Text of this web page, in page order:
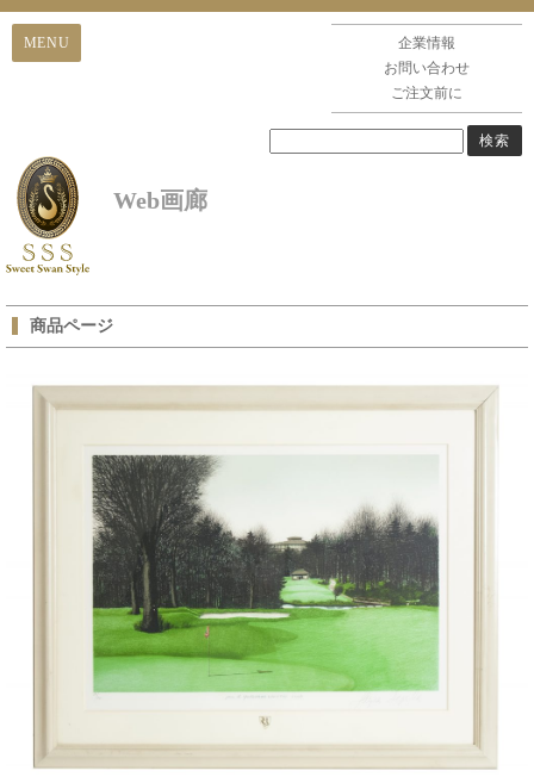
企業情報
お問い合わせ
ご注文前に
Web画廊
商品ページ